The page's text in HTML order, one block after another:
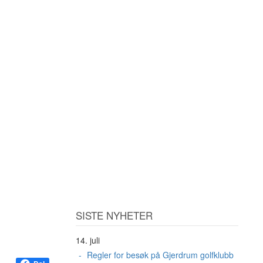
SISTE NYHETER
14. juli
Regler for besøk på Gjerdrum golfklubb